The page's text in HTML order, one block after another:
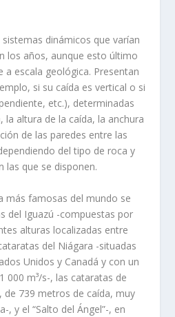
dinámicos que varían
los años, aunque esto último
a escala geológica. Presentan
si su caída es vertical o si
etc.), determinadas
la altura de la caída, la anchura
de las paredes entre las
del tipo de roca y
las que se disponen.
más famosas del mundo se
del Iguazú -compuestas por
alturas localizadas entre
del Niágara -situadas
Unidos y Canadá y con un
000 m³/s-, las cataratas de
de 739 metros de caída, muy
, y el “Salto del Ángel”-, en